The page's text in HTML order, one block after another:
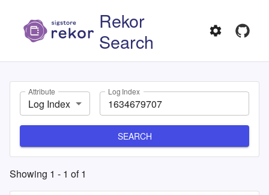
Rekor
Search
Attribute
Log Index
Log Index
SEARCH
Showing 1 - 1 of1